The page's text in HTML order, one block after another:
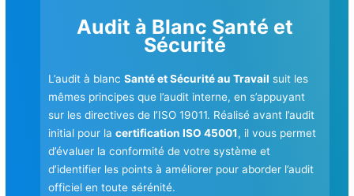
Audit à Blanc Santé et
Sécurité
L’audit à blancSanté et Sécurité au Travail suit les
mêmes principes que l’audit interne, en s’appuyant
sur les directives de l’ISO 19011. Réalisé avant l’audit
initial pour lacertification ISO 45001, il vous permet
d’évaluer la conformité de votre système et
d’identifier les points à améliorer pour aborder l’audit
officiel en toute sérénité.